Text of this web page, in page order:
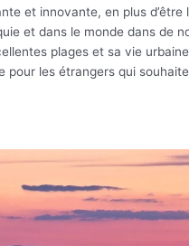
et innovante, en plus d’être
et dans le monde dans de
plages et sa vie
pour les étrangers qui